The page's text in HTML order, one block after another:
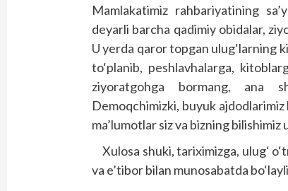
Mamlakatimiz rahbariyatining
deyarli barcha qadimiy obidalar,
U yerda qaror topgan ulug‘larning
to‘planib, peshlavhalarga,
ziyoratgohga bormang, ana
Demoqchimizki, buyuk
ma’lumotlar siz va bizning
Xulosa shuki, tariximizga, ulug‘
va e’tibor bilan munosabatda